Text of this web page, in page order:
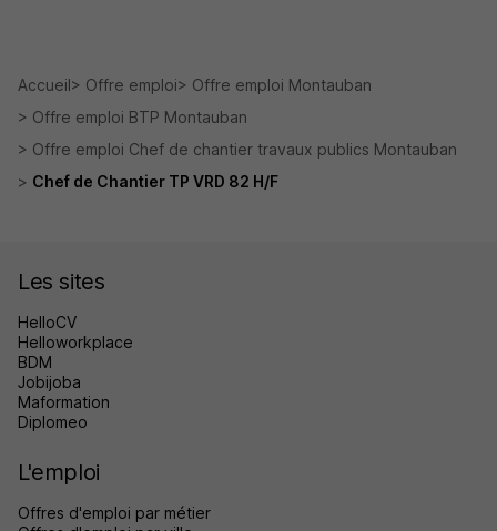
Accueil Offre emploi
Offre emploi Montauban
Offre emploi BTP Montauban
Offre emploi Chef de chantier travaux publics Montauban
Chef de Chantier TP VRD 82 H/F
Les sites
HelloCV
Helloworkplace
BDM
Jobijoba
Maformation
Diplomeo
L'emploi
Offres d'emploi par métier